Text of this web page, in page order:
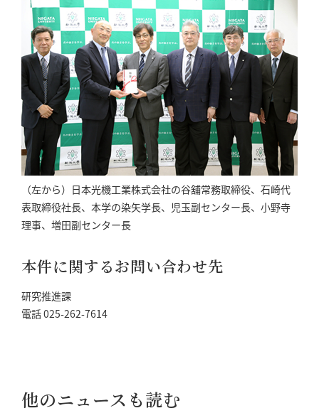
（左から）日本光機工業株式会社の谷舖常務取締役、石崎代
表取締役社長、本学の染矢学長、児玉副センター⻑、小野寺
理事、増田副センター⻑
本件に関するお問い合わせ先
研究推進課
電話 025-262-7614
他のニュースも読む